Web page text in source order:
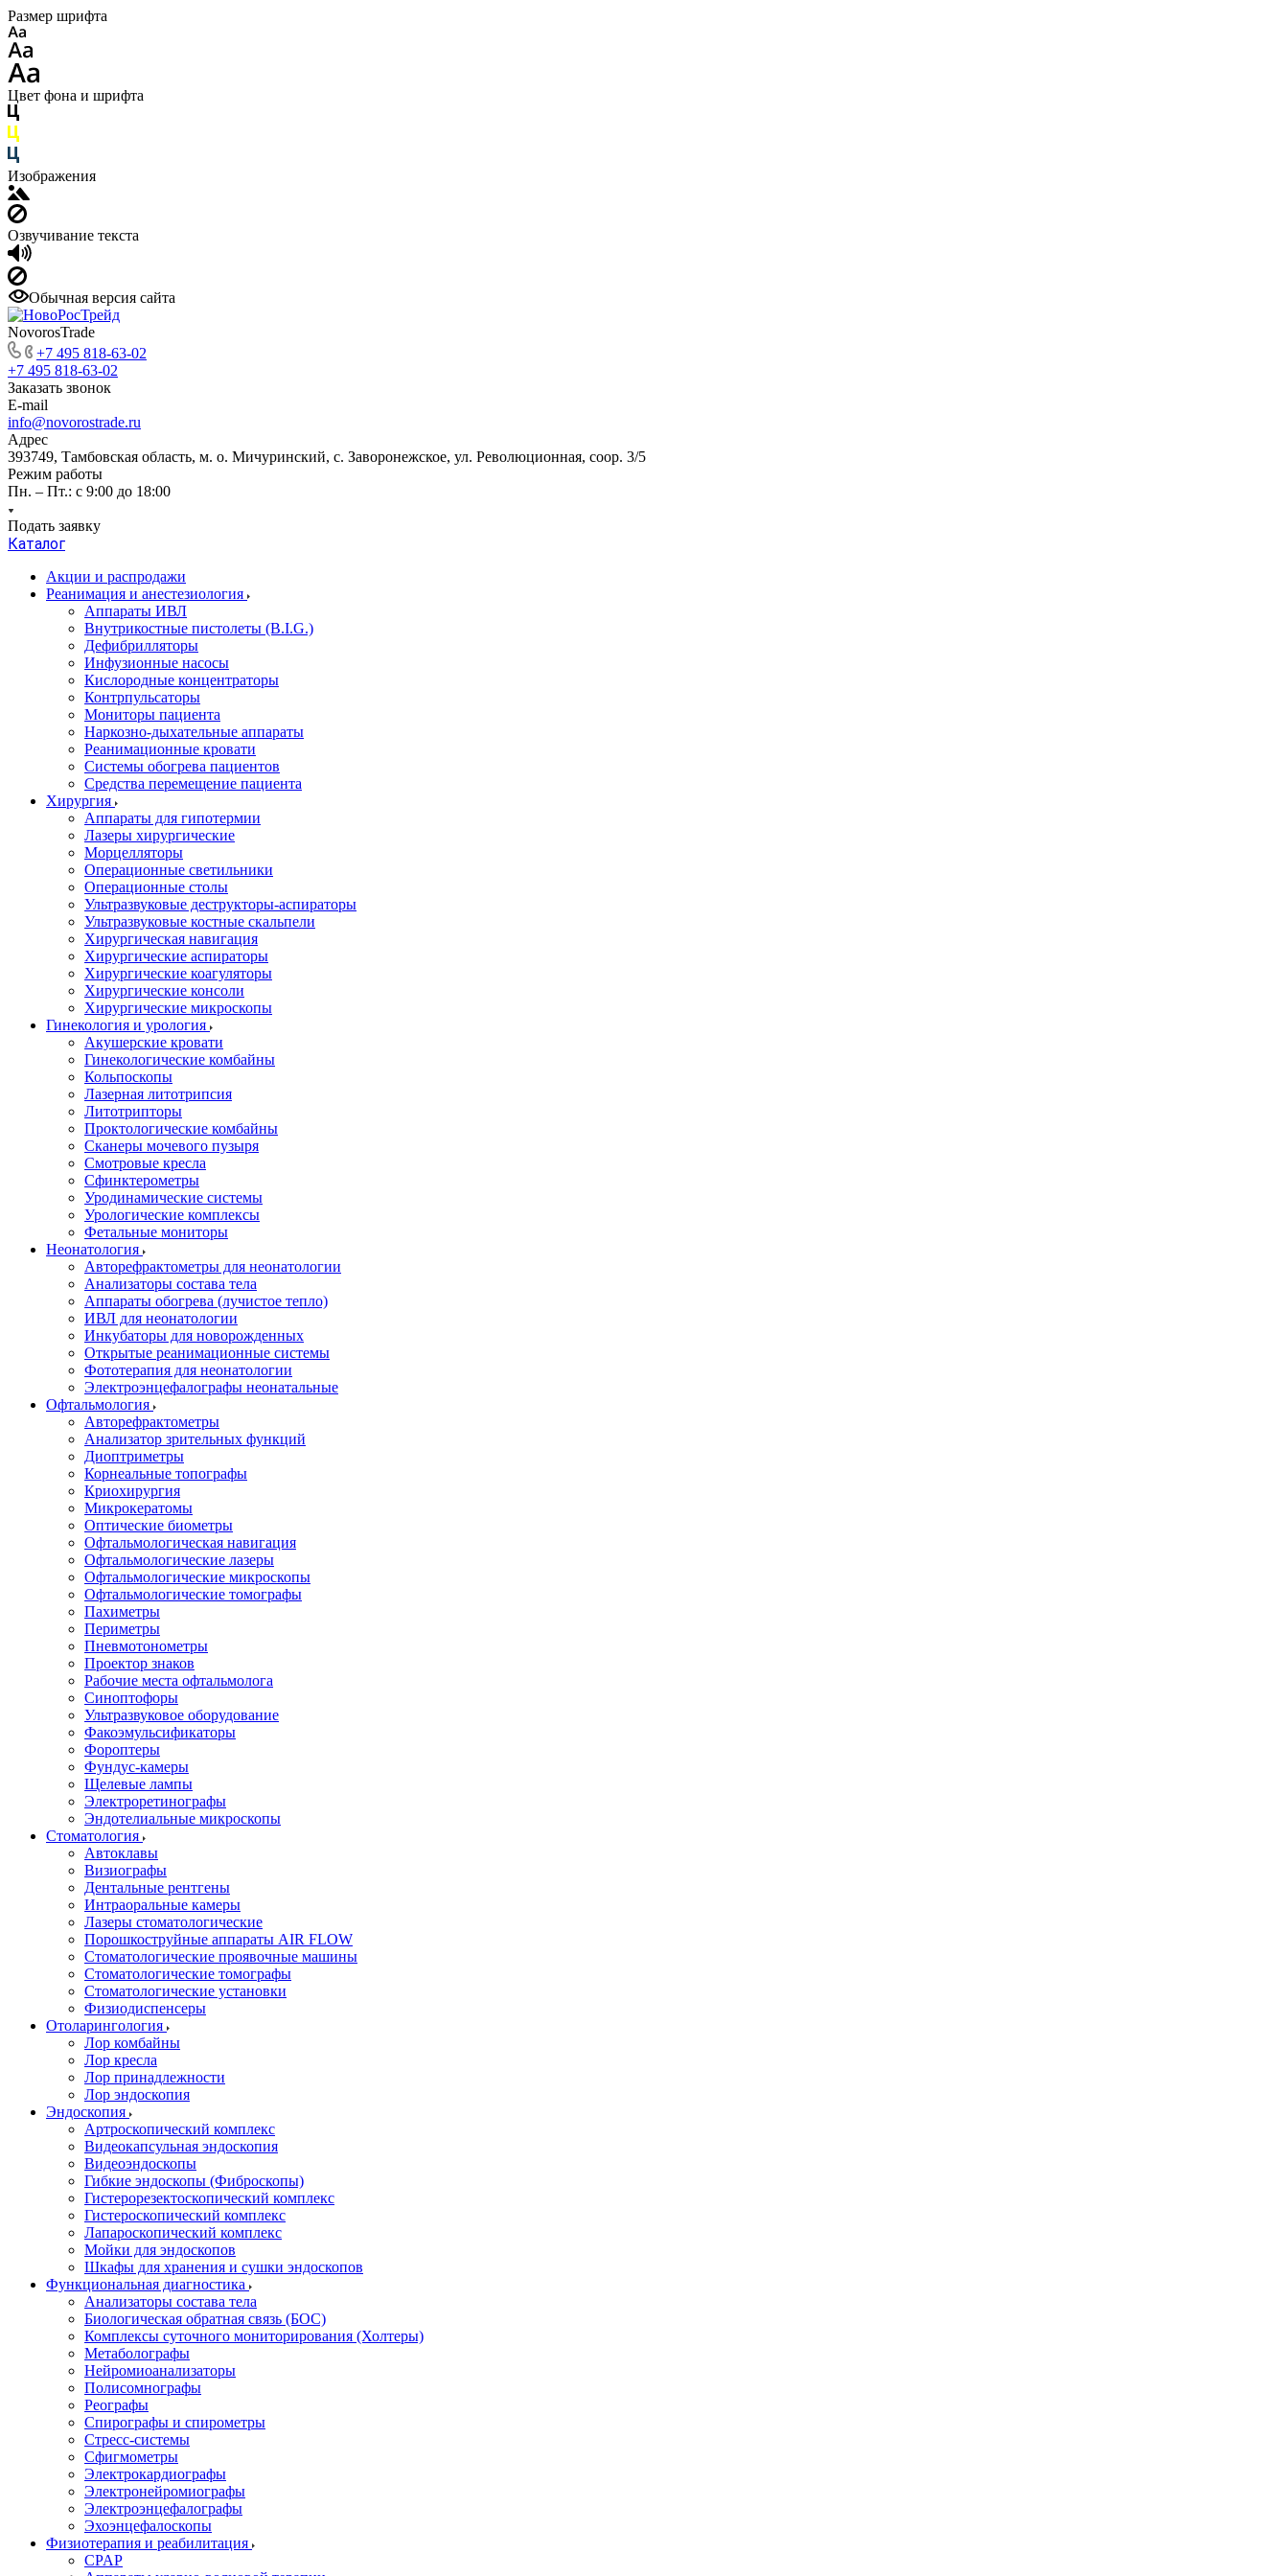
Размер шрифта
Цвет фона и шрифта
Изображения
Озвучивание текста
Обычная версия сайта
NovorosTrade
+7 495 818-63-02
+7 495 818-63-02
Заказать звонок
E-mail
info@novorostrade.ru
Адрес
393749, Тамбовская область, м. о. Мичуринский, с. Заворонежское, ул. Революционная, соор. 3/5
Режим работы
Пн. – Пт.: с 9:00 до 18:00
Подать заявку
Каталог
Акции и распродажи
Реанимация и анестезиология
Аппараты ИВЛ
Внутрикостные пистолеты (B.I.G.)
Дефибрилляторы
Инфузионные насосы
Кислородные концентраторы
Контрпульсаторы
Мониторы пациента
Наркозно-дыхательные аппараты
Реанимационные кровати
Системы обогрева пациентов
Средства перемещение пациента
Хирургия
Аппараты для гипотермии
Лазеры хирургические
Морцелляторы
Операционные светильники
Операционные столы
Ультразвуковые деструкторы-аспираторы
Ультразвуковые костные скальпели
Хирургическая навигация
Хирургические аспираторы
Хирургические коагуляторы
Хирургические консоли
Хирургические микроскопы
Гинекология и урология
Акушерские кровати
Гинекологические комбайны
Кольпоскопы
Лазерная литотрипсия
Литотрипторы
Проктологические комбайны
Сканеры мочевого пузыря
Смотровые кресла
Сфинктерометры
Уродинамические системы
Урологические комплексы
Фетальные мониторы
Неонатология
Авторефрактометры для неонатологии
Анализаторы состава тела
Аппараты обогрева (лучистое тепло)
ИВЛ для неонатологии
Инкубаторы для новорожденных
Открытые реанимационные системы
Фототерапия для неонатологии
Электроэнцефалографы неонатальные
Офтальмология
Авторефрактометры
Анализатор зрительных функций
Диоптриметры
Корнеальные топографы
Криохирургия
Микрокератомы
Оптические биометры
Офтальмологическая навигация
Офтальмологические лазеры
Офтальмологические микроскопы
Офтальмологические томографы
Пахиметры
Периметры
Пневмотонометры
Проектор знаков
Рабочие места офтальмолога
Синоптофоры
Ультразвуковое оборудование
Факоэмульсификаторы
Фороптеры
Фундус-камеры
Щелевые лампы
Электроретинографы
Эндотелиальные микроскопы
Стоматология
Автоклавы
Визиографы
Дентальные рентгены
Интраоральные камеры
Лазеры стоматологические
Порошкоструйные аппараты AIR FLOW
Стоматологические проявочные машины
Стоматологические томографы
Стоматологические установки
Физиодиспенсеры
Отоларингология
Лор комбайны
Лор кресла
Лор принадлежности
Лор эндоскопия
Эндоскопия
Артроскопический комплекс
Видеокапсульная эндоскопия
Видеоэндоскопы
Гибкие эндоскопы (Фиброcкопы)
Гистерорезектоскопический комплекс
Гистероскопический комплекс
Лапароскопический комплекс
Мойки для эндоскопов
Шкафы для хранения и сушки эндоскопов
Функциональная диагностика
Анализаторы состава тела
Биологическая обратная связь (БОС)
Комплексы суточного мониторирования (Холтеры)
Метаболографы
Нейромиоанализаторы
Полисомнографы
Реографы
Спирографы и спирометры
Стресс-системы
Сфигмометры
Электрокардиографы
Электронейромиографы
Электроэнцефалографы
Эхоэнцефалоскопы
Физиотерапия и реабилитация
CPAP